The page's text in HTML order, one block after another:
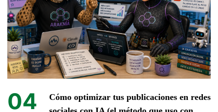
04
Cómo optimizar tus publicaciones en redes